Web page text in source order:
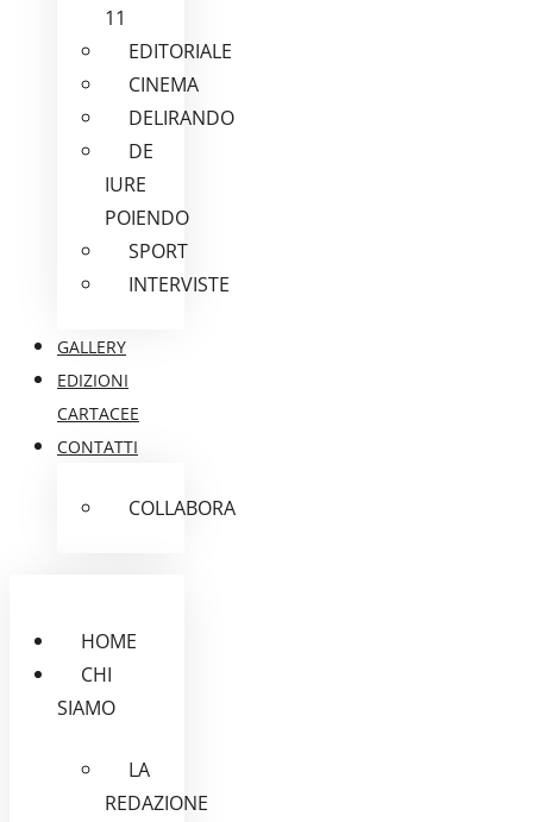
11
EDITORIALE
CINEMA
DELIRANDO
DE
IURE
POIENDO
SPORT
INTERVISTE
GALLERY
EDIZIONI
CARTACEE
CONTATTI
COLLABORA
HOME
CHI
SIAMO
LA
REDAZIONE